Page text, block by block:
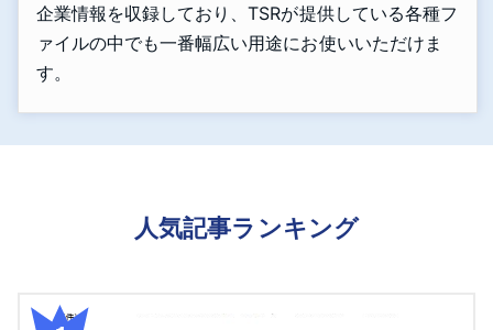
企業情報を収録しており、TSRが提供している各種フ
ァイルの中でも一番幅広い用途にお使いいただけま
す。
人気記事ランキング